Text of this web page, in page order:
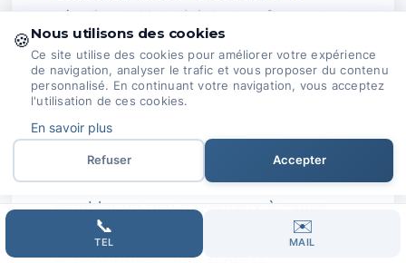
réguliers - Un suivi des performances
- Des ajustements stratégiques Tout
cela afin d’assurer des résultats
durables et une optimisation
continue.
Votre Réussite :
Complexité du SEO
:Le monde du référencement peut
sembler un peu caverneux à cause
des fréquentes modifications
📞
TEL
✉️
MAIL
🍪Nous utilisons des cookies
Ce site utilise des cookies pour améliorer votre expérience
de navigation, analyser le trafic et vous proposer du contenu
personnalisé. En continuant votre navigation, vous acceptez
l'utilisation de ces cookies.
En savoir plus
Refuser Accepter